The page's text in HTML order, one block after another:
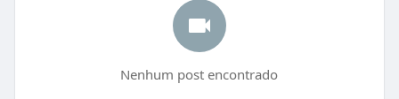
Nenhum post encontrado